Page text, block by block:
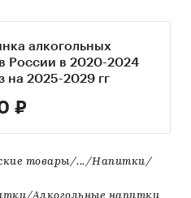
алкогольных
России в 2020-2024
на 2025-2029 гг
₽
товары/.../Напитки/